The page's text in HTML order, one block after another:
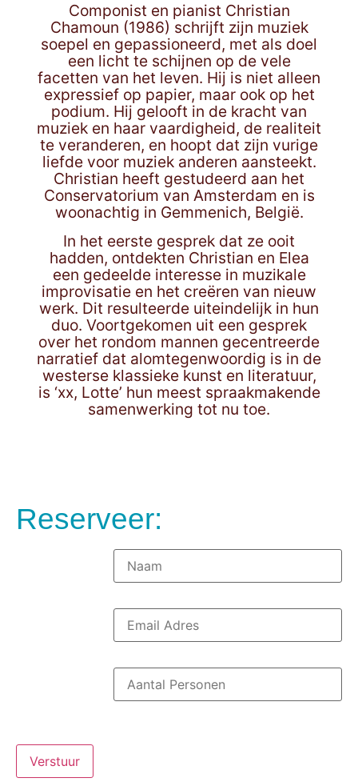
Componist en pianist Christian
Chamoun (1986) schrijft zijn muziek
soepel en gepassioneerd, met als doel
een licht te schijnen op de vele
facetten van het leven. Hij is niet alleen
expressief op papier, maar ook op het
podium. Hij gelooft in de kracht van
muziek en haar vaardigheid, de realiteit
te veranderen, en hoopt dat zijn vurige
liefde voor muziek anderen aansteekt.
Christian heeft gestudeerd aan het
Conservatorium van Amsterdam en is
woonachtig in Gemmenich, België.
In het eerste gesprek dat ze ooit
hadden, ontdekten Christian en Elea
een gedeelde interesse in muzikale
improvisatie en het creëren van nieuw
werk. Dit resulteerde uiteindelijk in hun
duo. Voortgekomen uit een gesprek
over het rondom mannen gecentreerde
narratief dat alomtegenwoordig is in de
westerse klassieke kunst en literatuur,
is ‘xx, Lotte’ hun meest spraakmakende
samenwerking tot nu toe.
Reserveer:
Verstuur